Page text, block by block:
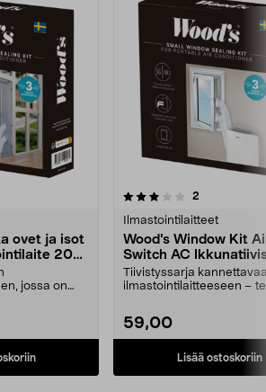
ovet ja isot
200
jossa on
2
Ilmastointilaitteet
Wood’s Window Kit
Switch AC
Tiivistyssarja
ilmastointilaitteeseen –
59,00
Lisää ostoskoriin
0.0 viidestä